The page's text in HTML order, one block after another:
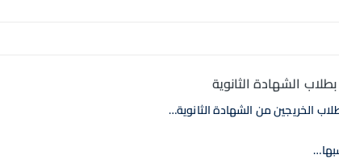
الشهادة الثانوية
الخريجين من الشهادة الثانوية…